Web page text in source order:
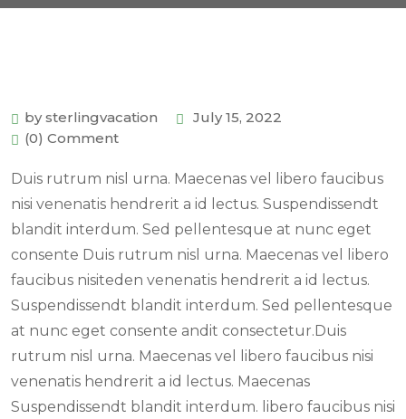
by sterlingvacation
July 15, 2022
(0) Comment
Duis rutrum nisl urna. Maecenas vel libero faucibus
nisi venenatis hendrerit a id lectus. Suspendissendt
blandit interdum. Sed pellentesque at nunc eget
consente Duis rutrum nisl urna. Maecenas vel libero
faucibus nisiteden venenatis hendrerit a id lectus.
Suspendissendt blandit interdum. Sed pellentesque
at nunc eget consente andit consectetur.Duis
rutrum nisl urna. Maecenas vel libero faucibus nisi
venenatis hendrerit a id lectus. Maecenas
Suspendissendt blandit interdum. libero faucibus nisi